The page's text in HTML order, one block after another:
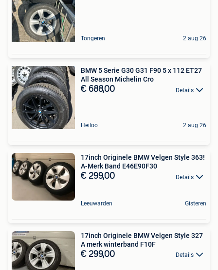
Tongeren 2 aug 26
BMW 5 Serie G30 G31 F90 5 x 112 ET27
All Season Michelin Cro
€ 688,00 Details
Heiloo 2 aug 26
17inch Originele BMW Velgen Style 363!
A-Merk Band E46E90F30
€ 299,00 Details
Leeuwarden Gisteren
17inch Originele BMW Velgen Style 327
A merk winterband F10F
€ 299,00 Details